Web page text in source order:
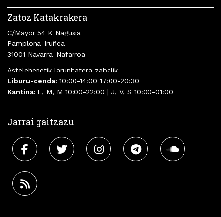
Zatoz Katakrakera
C/Mayor 54 K Nagusia
Pamplona-Iruñea
31001 Navarra-Nafarroa
Astelehenetik larunbatera zabalik
Liburu-denda: 10:00-14:00 17:00-20:30
Kantina: L, M, M 10:00-22:00 | J, V, S 10:00-01:00
Jarrai gaitzazu